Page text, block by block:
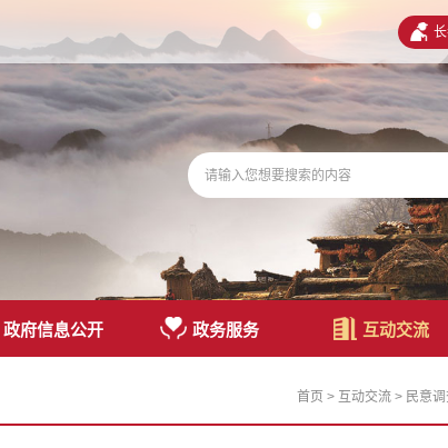
政府信息公开 政务服务 互动交流
首页 > 互动交流 > 民意